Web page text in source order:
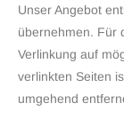
Unser Angebot
übernehmen. Für
Verlinkung auf
verlinkten Seiten
umgehend